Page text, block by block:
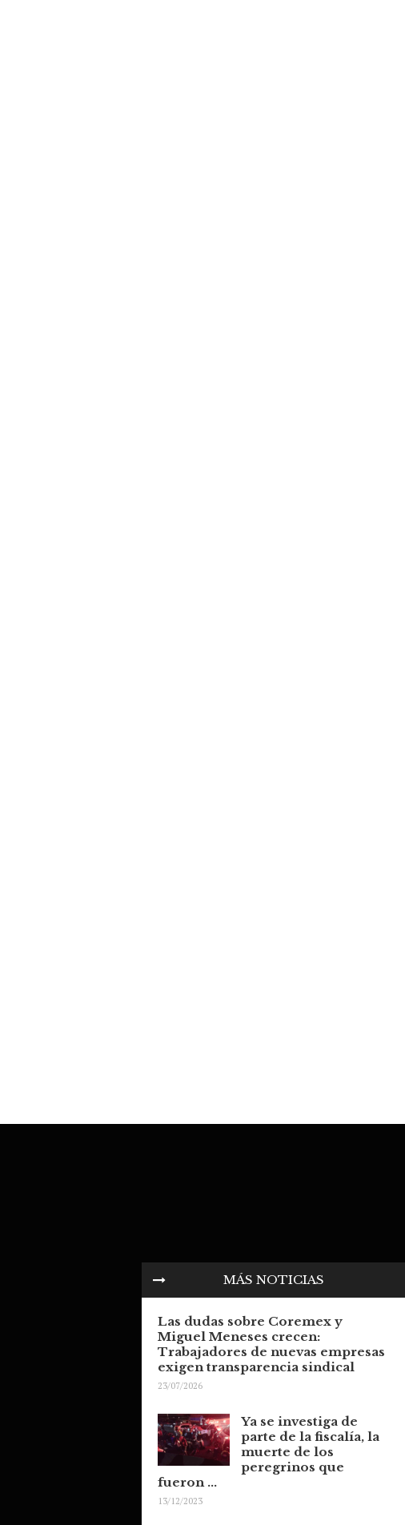
MÁS NOTICIAS
Las dudas sobre Coremex y
Miguel Meneses crecen:
Trabajadores de nuevas empresas
exigen transparencia sindical
23/07/2026
Ya se investiga de
parte de la fiscalía, la
muerte de los
peregrinos que
fueron ...
13/12/2023